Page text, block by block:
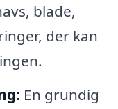
blade,
der kan
En grundig